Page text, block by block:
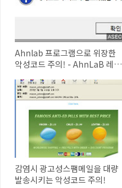
Ahnlab 프로그램으로 위장한
악성코드 주의! - AhnLaB 레지
감염시 광고성스팸메일을 대량
발송시키는 악성코드 주의!